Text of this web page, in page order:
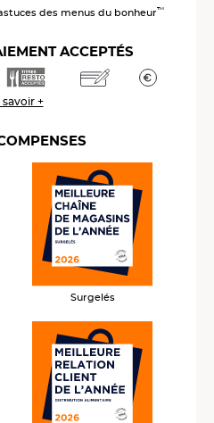
des menus du bonheur™
ACCEPTÉS
savoir +
Surgelés